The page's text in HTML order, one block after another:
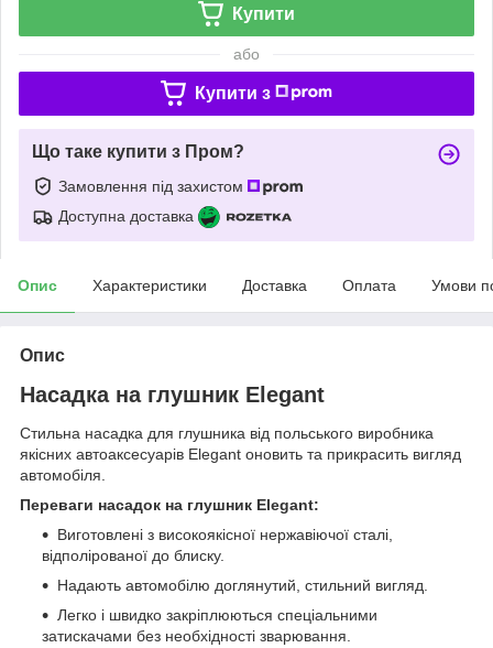
Купити
або
Купити з
Що таке купити з Пром?
Замовлення під захистом
Доступна доставка
Опис Характеристики Доставка Оплата Умови
Опис
Насадка на глушник Elegant
Стильна насадка для глушника від польського виробника
якісних автоаксесуарів Elegant оновить та прикрасить вигляд
автомобіля.
Переваги насадок на глушник Elegant:
Виготовлені з високоякісної нержавіючої сталі,
відполірованої до блиску.
Надають автомобілю доглянутий, стильний вигляд.
Легко і швидко закріплюються спеціальними
затискачами без необхідності зварювання.